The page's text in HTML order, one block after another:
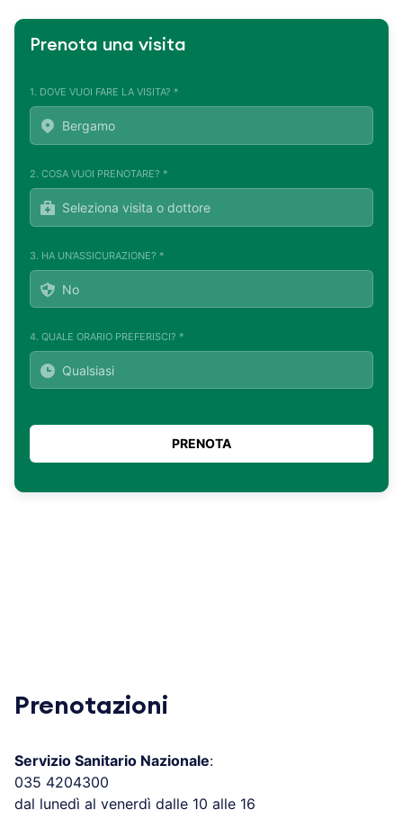
Prenota una visita
1. DOVE VUOI FARE LA VISITA? *
2. COSA VUOI PRENOTARE? *
3. HA UN'ASSICURAZIONE? *
4. QUALE ORARIO PREFERISCI? *
Prenotazioni
Servizio Sanitario Nazionale:
035 4204300
dal lunedì al venerdì dalle 10 alle 16